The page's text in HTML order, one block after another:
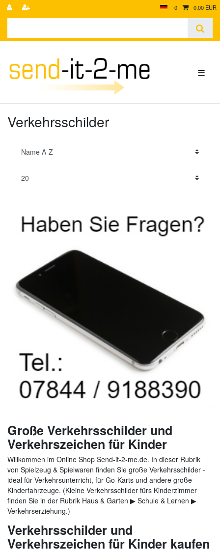
0 0,00 EUR
☰
Verkehrsschilder
Große Verkehrsschilder und
Verkehrszeichen für Kinder
Willkommen im Online Shop Send-it-2-me.de. In dieser Rubrik
von Spielzeug & Spielwaren finden Sie große Verkehrsschilder -
ideal für Verkehrsunterricht, für Go-Karts und andere große
Kinderfahrzeuge. (Kleine Verkehrsschilder fürs Kinderzimmer
finden Sie in der Rubrik Haus & Garten ▶ Schule & Lernen ▶
Verkehrserziehung.)
Verkehrsschilder und
Verkehrszeichen für Kinder kaufen